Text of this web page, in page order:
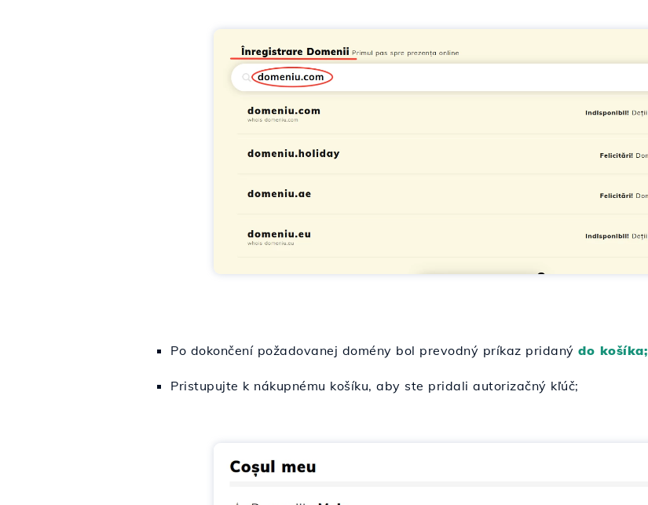
Po dokončení požadovanej domény bol prevodný príkaz pridaný do košíka;
Pristupujte k nákupnému košíku, aby ste pridali autorizačný kľúč;